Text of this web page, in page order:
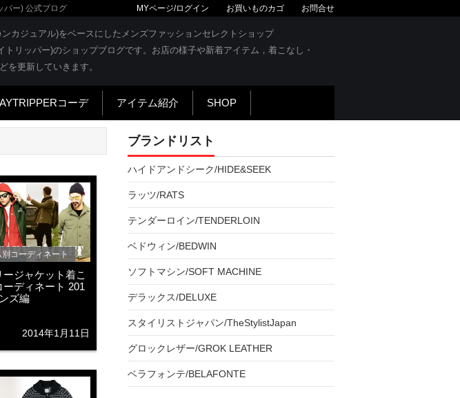
パー) 公式ブログ MYページ/ログイン お買いものカゴ お問合せ
BLOG
カジュアル)をベースにしたメンズファッションセレクトショップ
トリッパー)のショップブログです。お店の様子や新着アイテム，着こなし・
を更新していきます。
コーデ アイテム紹介 SHOP
コーディネート
ージャケット着こ
ーディネート 201
ズ編
2014年1月11日
ブランドリスト
ハイドアンドシーク/HIDE&SEEK
ラッツ/RATS
テンダーロイン/TENDERLOIN
ベドウィン/BEDWIN
ソフトマシン/SOFT MACHINE
デラックス/DELUXE
スタイリストジャパン/TheStylistJapan
グロックレザー/GROK LEATHER
ベラフォンテ/BELAFONTE